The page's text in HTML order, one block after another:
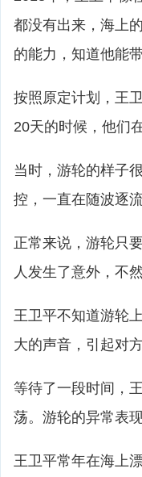
都没有出来，海上
的能力，知道他能
按照原定计划，王
20天的时候，他们
当时，游轮的样子
控，一直在随波逐流
正常来说，游轮只
人发生了意外，不
王卫平不知道游轮
大的声音，引起对
等待了一段时间，
荡。游轮的异常表
王卫平常年在海上